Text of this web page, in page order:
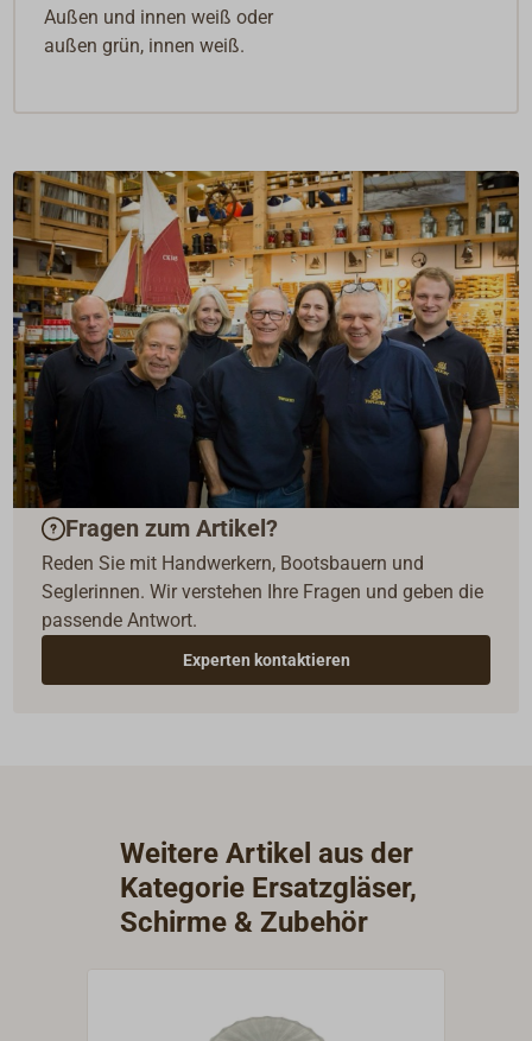
Außen und innen weiß oder
außen grün, innen weiß.
Fragen zum Artikel?
Reden Sie mit Handwerkern, Bootsbauern und
Seglerinnen. Wir verstehen Ihre Fragen und geben die
passende Antwort.
Experten kontaktieren
Weitere Artikel aus der
Kategorie Ersatzgläser,
Schirme & Zubehör